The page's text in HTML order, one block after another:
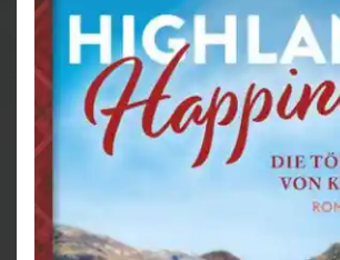
Kirkby ist wie Bullerbü für
Kirkby auf einen Blick:
Alle Geschichten sind in sich
können unabhängig voneinander
Highland Hope – Ein Bed &